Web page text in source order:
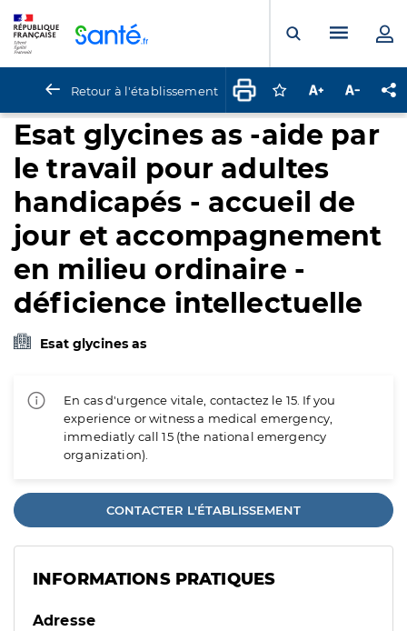
Ouvrir laMenu
Retour à l'établissement Connectez-vous
Augmenter la
Esat glycines as -aide par
le travail pour adultes
handicapés - accueil de
jour et accompagnement
en milieu ordinaire -
déficience intellectuelle
Esat glycines as
En cas d'urgence vitale, contactez le 15. If you
experience or witness a medical emergency,
immediatly call 15 (the national emergency
organization).
CONTACTER L'ÉTABLISSEMENT
INFORMATIONS PRATIQUES
Adresse